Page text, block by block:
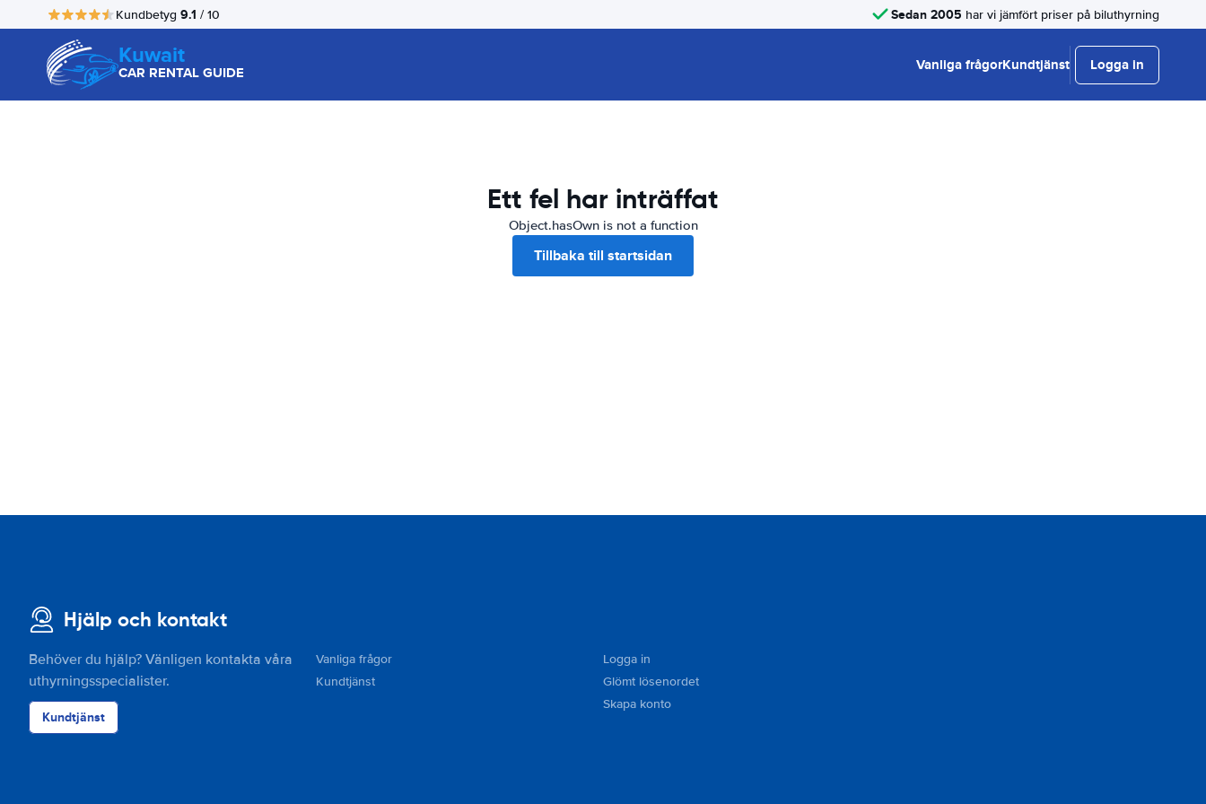
Kundbetyg 9.1 / 10 Sedan 2005 har vi jämfört priser på biluthyrning
Kuwait
CAR RENTAL GUIDE Vanliga frågorKundtjänst Logga in
Ett fel har inträffat
Object.hasOwn is not a function
Tillbaka till startsidan
Hjälp och kontakt
Behöver du hjälp? Vänligen kontakta våra
uthyrningsspecialister.
Kundtjänst
Vanliga frågor
Kundtjänst
Logga in
Glömt lösenordet
Skapa konto